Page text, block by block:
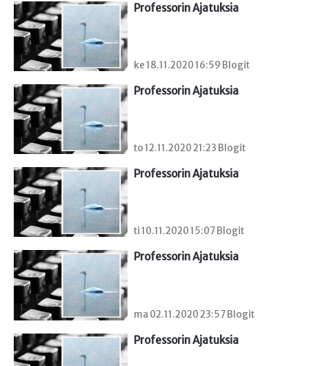
Professorin Ajatuksia
ke 18.11.2020 16:59 Blogit
Professorin Ajatuksia
to 12.11.2020 21:23 Blogit
Professorin Ajatuksia
ti 10.11.2020 15:07 Blogit
Professorin Ajatuksia
ma 02.11.2020 23:57 Blogit
Professorin Ajatuksia